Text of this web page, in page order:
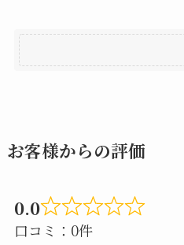
お客様からの評価
0.0
Rated
口コミ：0件